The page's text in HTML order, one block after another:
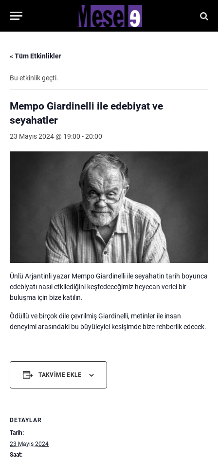
« Tüm Etkinlikler
Bu etkinlik geçti.
Mempo Giardinelli ile edebiyat ve
seyahatler
23 Mayıs 2024 @ 19:00 -20:00
Ünlü Arjantinli yazar Mempo Giardinelli ile seyahatin tarih boyunca
edebiyatı nasıl etkilediğini keşfedeceğimiz heyecan verici bir
buluşma için bize katılın.
Ödüllü ve birçok dile çevrilmiş Giardinelli, metinler ile insan
deneyimi arasındaki bu büyüleyici kesişimde bize rehberlik edecek.
TAKVIME EKLE
DETAYLAR
Tarih:
23 Mayıs 2024
Saat: